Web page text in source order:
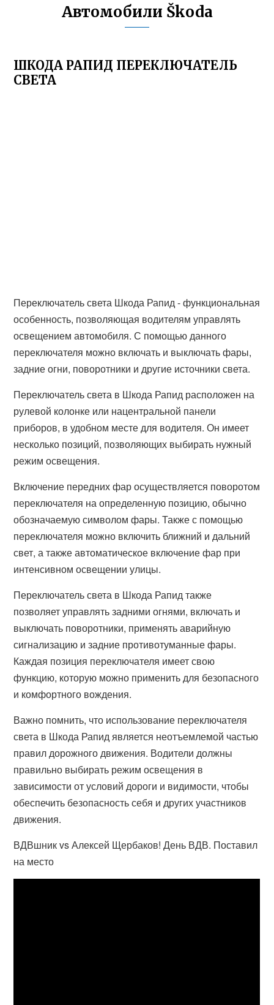
Автомобили Škoda
ШКОДА РАПИД ПЕРЕКЛЮЧАТЕЛЬ
СВЕТА
Переключатель света Шкода Рапид - функциональная
особенность, позволяющая водителям управлять
освещением автомобиля. С помощью данного
переключателя можно включать и выключать фары,
задние огни, поворотники и другие источники света.
Переключатель света в Шкода Рапид расположен на
рулевой колонке или нацентральной панели
приборов, в удобном месте для водителя. Он имеет
несколько позиций, позволяющих выбирать нужный
режим освещения.
Включение передних фар осуществляется поворотом
переключателя на определенную позицию, обычно
обозначаемую символом фары. Также с помощью
переключателя можно включить ближний и дальний
свет, а также автоматическое включение фар при
интенсивном освещении улицы.
Переключатель света в Шкода Рапид также
позволяет управлять задними огнями, включать и
выключать поворотники, применять аварийную
сигнализацию и задние противотуманные фары.
Каждая позиция переключателя имеет свою
функцию, которую можно применить для безопасного
и комфортного вождения.
Важно помнить, что использование переключателя
света в Шкода Рапид является неотъемлемой частью
правил дорожного движения. Водители должны
правильно выбирать режим освещения в
зависимости от условий дороги и видимости, чтобы
обеспечить безопасность себя и других участников
движения.
ВДВшник vs Алексей Щербаков! День ВДВ. Поставил
на место